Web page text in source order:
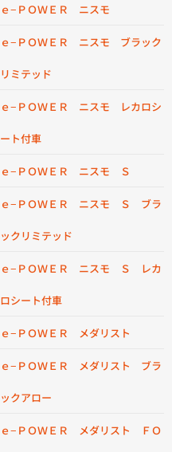
ｅ−ＰＯＷＥＲ ニスモ
ｅ−ＰＯＷＥＲ ニスモ ブラック
リミテッド
ｅ−ＰＯＷＥＲ ニスモ レカロシ
ート付車
ｅ−ＰＯＷＥＲ ニスモ Ｓ
ｅ−ＰＯＷＥＲ ニスモ Ｓ ブラ
ックリミテッド
ｅ−ＰＯＷＥＲ ニスモ Ｓ レカ
ロシート付車
ｅ−ＰＯＷＥＲ メダリスト
ｅ−ＰＯＷＥＲ メダリスト ブラ
ックアロー
ｅ−ＰＯＷＥＲ メダリスト ＦＯ